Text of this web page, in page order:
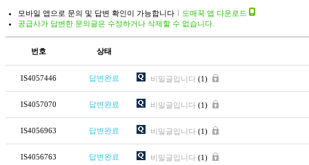
모바일 앱으로 문의 및 답변 확인이 가능합니다
도매꾹 앱 다운로드
공급사가 답변한 문의글은 수정하거나 삭제할 수 없습니다.
번호 상태
IS4057446 답변완료 비밀글입니다 (1)
IS4057070 답변완료 비밀글입니다 (1)
IS4056963 답변완료 비밀글입니다 (1)
IS4056763 답변완료 비밀글입니다 (1)